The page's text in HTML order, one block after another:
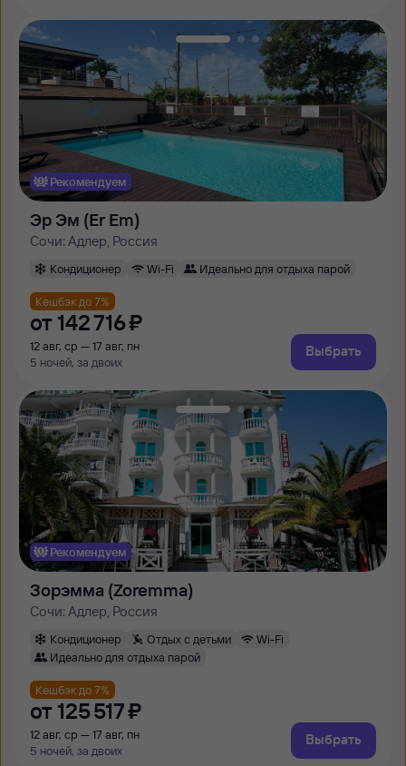
Рекомендуем
Эр Эм (Er Em)
Сочи: Адлер, Россия
Кондиционер Wi-Fi Идеально для отдыха парой
Кешбэк до 7%
от 142 ⁠716 ⁠₽
12 авг, ср — 17 авг, пн
5 ночей, за двоих
Выбрать
Рекомендуем
Зорэмма (Zoremma)
Сочи: Адлер, Россия
Кондиционер Отдых с детьми
Wi-Fi
Идеально для отдыха парой
Кешбэк до 7%
от 125 ⁠517 ⁠₽
12 авг, ср — 17 авг, пн
5 ночей, за двоих
Выбрать